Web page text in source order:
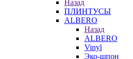
Назад
ПЛИНТУСЫ
ALBERO
Назад
ALBERO
Vinyl
Эко-шпон